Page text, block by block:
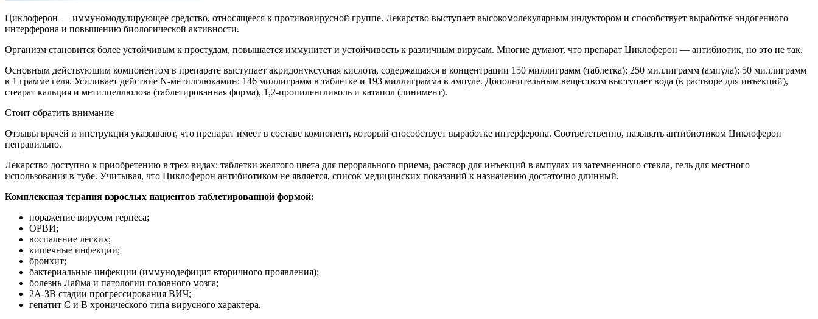
Циклоферон — иммуномодулирующее средство, относящееся к противовирусной группе. Лекарство выступает высокомолекулярным индуктором и способствует выработке эндогенного
интерферона и повышению биологической активности.
Организм становится более устойчивым к простудам, повышается иммунитет и устойчивость к различным вирусам. Многие думают, что препарат Циклоферон — антибиотик, но это не так.
Основным действующим компонентом в препарате выступает акридонуксусная кислота, содержащаяся в концентрации 150 миллиграмм (таблетка); 250 миллиграмм (ампула); 50 миллиграмм
в 1 грамме геля. Усиливает действие N-метилглюкамин: 146 миллиграмм в таблетке и 193 миллиграмма в ампуле. Дополнительным веществом выступает вода (в растворе для инъекций),
стеарат кальция и метилцеллюлоза (таблетированная форма), 1,2-пропиленгликоль и катапол (линимент).
Стоит обратить внимание
Отзывы врачей и инструкция указывают, что препарат имеет в составе компонент, который способствует выработке интерферона. Соответственно, называть антибиотиком Циклоферон
неправильно.
Лекарство доступно к приобретению в трех видах: таблетки желтого цвета для перорального приема, раствор для инъекций в ампулах из затемненного стекла, гель для местного
использования в тубе. Учитывая, что Циклоферон антибиотиком не является, список медицинских показаний к назначению достаточно длинный.
Комплексная терапия взрослых пациентов таблетированной формой:
поражение вирусом герпеса;
ОРВИ;
воспаление легких;
кишечные инфекции;
бронхит;
бактериальные инфекции (иммунодефицит вторичного проявления);
болезнь Лайма и патологии головного мозга;
2А-3В стадии прогрессирования ВИЧ;
гепатит С и В хронического типа вирусного характера.